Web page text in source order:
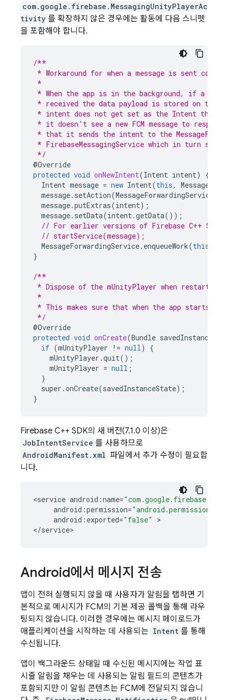
com.google.firebase.MessagingUnityPlayerAc
tivity 를 확장하지 않은 경우에는 활동에 다음 스니펫
을 포함해야 합니다.
/**
* Workaround for when a message is sent
*
* When the app is in the background, if a
* received the data payload is stored on the
* intent does not get set as the Intent that
* it doesn't see a new FCM message to
* that it sends the intent to the
* FirebaseMessagingService which in turn
*/
@Override
protected void onNewIntent(Intent intent)
{
Intent message = new Intent(this,
message. setAction(MessageForwardingService
message.putExtras(intent);
message. setData(intent.getData());
// For earlier versions of Firebase C++
// startService(message);
MessageForwardingService. enqueueWork(this
}
/**
* Dispose of the mUnityPlayer when restarting
*
* This makes sure that when the app starts
*/
@Override
protected void onCreate(Bundle
if (mUnityPlayer != null)
{
mUnityPlayer .quit();
mUnityPlayer = null ;
}
super .onCreate(savedInstanceState);
}
Firebase C++ SDK의 새 버전(7.1.0 이상)은
JobIntentService 를 사용하므로
AndroidManifest.xml 파일에서 추가 수정이 필요합
니다.
<service android :name=
android :permission=
android : exported="false"
>
</service>
Android에서 메시지 전송
앱이 전혀 실행되지 않을 때 사용자가 알림을 탭하면 기
본적으로 메시지가 FCM의 기본 제공 콜백을 통해 라우
팅되지 않습니다. 이러한 경우에는 메시지 페이로드가
애플리케이션을 시작하는 데 사용되는 Intent 를 통해
수신됩니다.
앱이 백그라운드 상태일 때 수신된 메시지에는 작업 표
시줄 알림을 채우는 데 사용되는 알림 필드의 콘텐츠가
포함되지만 이 알림 콘텐츠는 FCM에 전달되지 않습니